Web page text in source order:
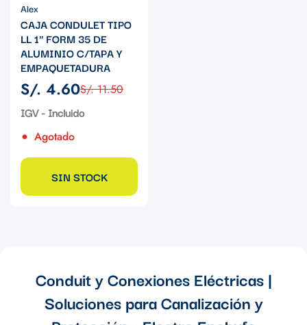
Alex
CAJA CONDULET TIPO
LL 1" FORM 35 DE
ALUMINIO C/TAPA Y
EMPAQUETADURA
Precio
de
S/. 4.60
Precio
regular
S/. 11.50
IGV - Incluido
Agotado
SIN STOCK
Conduit y Conexiones Eléctricas |
Soluciones para Canalización y